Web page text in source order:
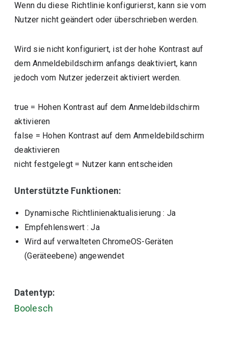
Wenn du diese Richtlinie konfigurierst, kann sie vom
Nutzer nicht geändert oder überschrieben werden.
Wird sie nicht konfiguriert, ist der hohe Kontrast auf
dem Anmeldebildschirm anfangs deaktiviert, kann
jedoch vom Nutzer jederzeit aktiviert werden.
true = Hohen Kontrast auf dem Anmeldebildschirm
aktivieren
false = Hohen Kontrast auf dem Anmeldebildschirm
deaktivieren
nicht festgelegt = Nutzer kann entscheiden
Unterstützte Funktionen:
Dynamische Richtlinienaktualisierung : Ja
Empfehlenswert : Ja
Wird auf verwalteten ChromeOS-Geräten
(Geräteebene) angewendet
Datentyp:
Boolesch